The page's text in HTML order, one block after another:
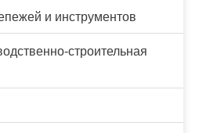
и инструментов
строительная